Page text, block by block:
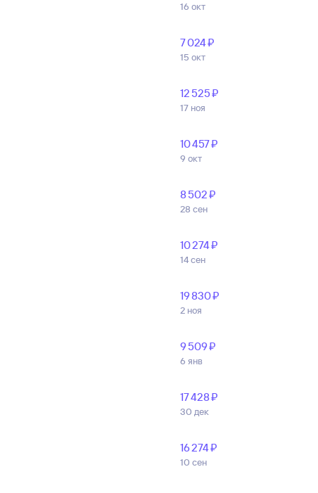
16 окт
7 ⁠024 ⁠₽
15 окт
12 ⁠525 ⁠₽
17 ноя
10 ⁠457 ⁠₽
9 окт
8 ⁠502 ⁠₽
28 сен
10 ⁠274 ⁠₽
14 сен
19 ⁠830 ⁠₽
2 ноя
9 ⁠509 ⁠₽
6 янв
17 ⁠428 ⁠₽
30 дек
16 ⁠274 ⁠₽
10 сен